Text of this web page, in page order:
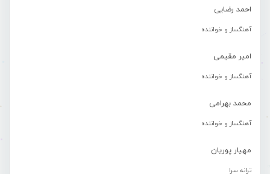
احمد رضایی
آهنگساز و خواننده
امیر مقیمی
آهنگساز و خواننده
محمد بهرامی
آهنگساز و خواننده
مهیار پوریان
ترانه سرا